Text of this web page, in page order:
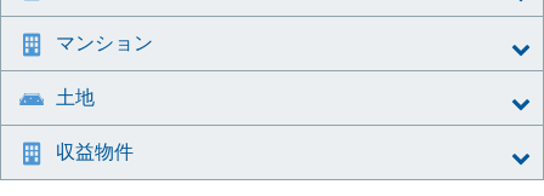
マンション
土地
収益物件